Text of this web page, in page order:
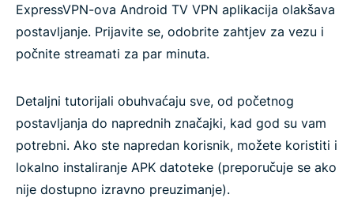
ExpressVPN-ova Android TV VPN aplikacija olakšava
postavljanje. Prijavite se, odobrite zahtjev za vezu i
počnite streamati za par minuta.
Detaljni tutorijali obuhvaćaju sve, od početnog
postavljanja do naprednih značajki, kad god su vam
potrebni. Ako ste napredan korisnik, možete koristiti i
lokalno instaliranje APK datoteke (preporučuje se ako
nije dostupno izravno preuzimanje).